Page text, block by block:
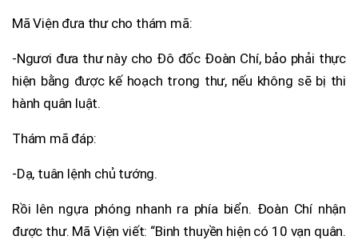
Mã Viện đưa thư cho thám mã:
-Ngươi đưa thư này cho Đô đốc Đoàn Chí, bảo phải thực
hiện bằng được kế hoạch trong thư, nếu không sẽ bị thi
hành quân luật.
Thám mã đáp:
-Dạ, tuân lệnh chủ tướng.
Rồi lên ngựa phóng nhanh ra phía biển. Đoàn Chí nhận
được thư. Mã Viện viết: “Binh thuyền hiện có 10 vạn quân.